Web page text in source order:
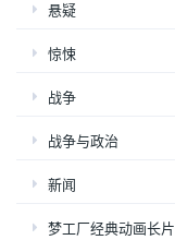
悬疑
惊悚
战争
战争与政治
新闻
梦工厂经典动画长片